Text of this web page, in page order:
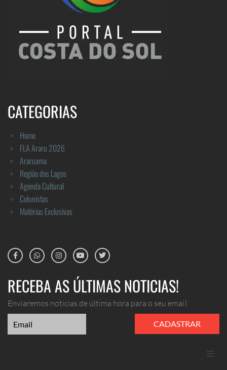
CATEGORIAS
Home
FLA Araru 2026
Araruama
Região dos Lagos
Agenda Cultural
Colunistas
Matérias Exclusivas
RECEBA AS ÚLTIMAS NOTICIAS!
Enviaremos noticias de última hora para o seu email.
CADASTRAR